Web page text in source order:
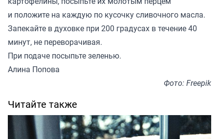
и положите на каждую по кусочку сливочного масла.
Запекайте в духовке при 200 градусах в течение 40
минут, не переворачивая.
При подаче посыпьте зеленью.
Алина Попова
Фото: Freepik
Читайте также